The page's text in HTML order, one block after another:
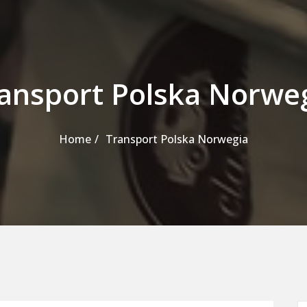
Polska
Home Transport Polska Norwegia